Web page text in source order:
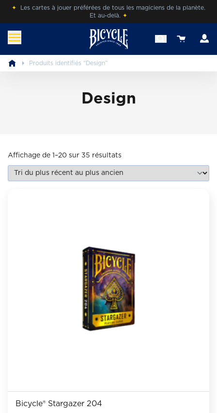
Skip✦ Les cartes à jouer préférées de tous les magiciens de la planète.
Et au-delà. ✦
befr.bicyclecards.com
Beleef de magie van Bicycle® Cards.
View your
Produits identifiés “Design”
Design
Affichage de 1–20 sur 35 résultatsSorted
by
Bicycle® Stargazer 204